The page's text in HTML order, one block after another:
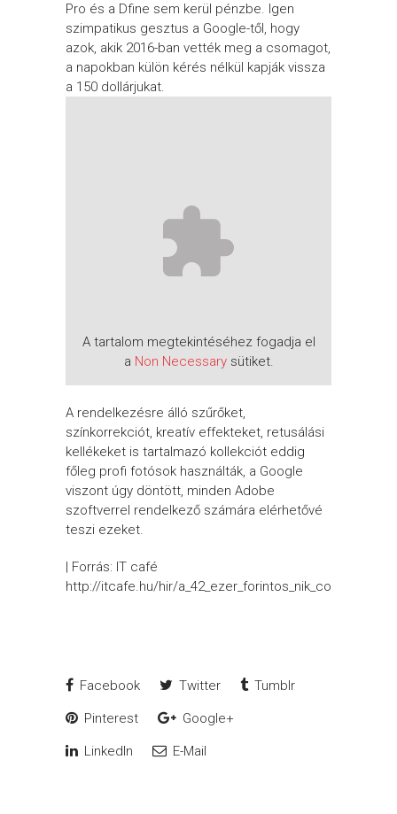
Pro és a Dfine sem kerül pénzbe. Igen
szimpatikus gesztus a Google-től, hogy
azok, akik 2016-ban vették meg a csomagot,
a napokban külön kérés nélkül kapják vissza
a 150 dollárjukat.
A tartalom megtekintéséhez fogadja el
a Non Necessarysütiket.
A rendelkezésre álló szűrőket,
színkorrekciót, kreatív effekteket, retusálási
kellékeket is tartalmazó kollekciót eddig
főleg profi fotósok használták, a Google
viszont úgy döntött, minden Adobe
szoftverrel rendelkező számára elérhetővé
teszi ezeket.
| Forrás: IT café
http://itcafe.hu/hir/
Facebook Twitter Tumblr
Pinterest Google+
LinkedIn E-Mail